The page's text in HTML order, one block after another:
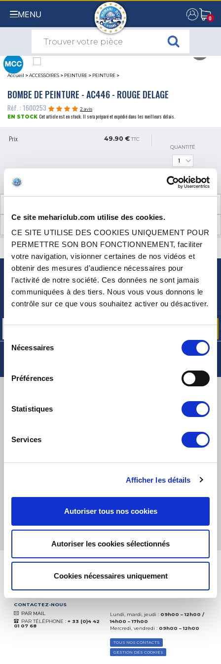
Ce site mehariclub.com utilise des cookies.
CE SITE UTILISE DES COOKIES UNIQUEMENT POUR
PERMETTRE SON BON FONCTIONNEMENT, faciliter
votre navigation, visionner certaines de nos vidéos et
obtenir des mesures d'audience nécessaires pour
l'activité de notre société. Ces données ne sont jamais
communiquées à des tiers. Nous vous vous donnons le
contrôle sur ce que vous souhaitez activer ou désactiver.
Sélection
Nécessaires
Préférences
Statistiques
Services
Afficher les détails
Autoriser tous nos cookies
Autoriser les cookies sélectionnés
Cookies nécessaires uniquement
MENU 0
0
Accueil >ACCESSOIRES > PEINTURE > PEINTURE >
BOMBE DE PEINTURE - AC446 - ROUGE DELAGE
Réf. : 1600253
2 avis
EN STOCK Cet article est en stock. Il sera préparé et expédié dans les meilleurs délais.
Prix 49.90 € TTC
QUANTITÉ
UNE QUESTION ? BESOIN D 'AIDE ? CONTACTEZ-NOUS
NEWSLETTER
Inscrivez-vous pour recevoir gratuitement
nos offres promos et actualités produits
PETITS COLIS : TNT, GÉODIS, FRANCE EXPRESS, DPD
eKomi
Excellent: 4.5/5
Basé sur37850 avis
CONTACTEZ-NOUS
PAR MAIL
PAR TÉLÉPHONE : + 33 (0)4 42
01 07 68
Lundi, mardi, jeudi : 09h00 – 12h00 /
14h00 – 17h00
Mercredi, vendredi : 09h00 – 12h00
TOUS NOS CONTACTS
GESTION DES COOKIES